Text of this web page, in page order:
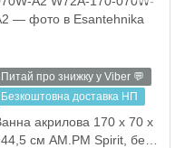
Питай про знижку у Viber 💬
Безкоштовна доставка НП
акрилова 170 х 70 х
см AM.PM Spirit, без